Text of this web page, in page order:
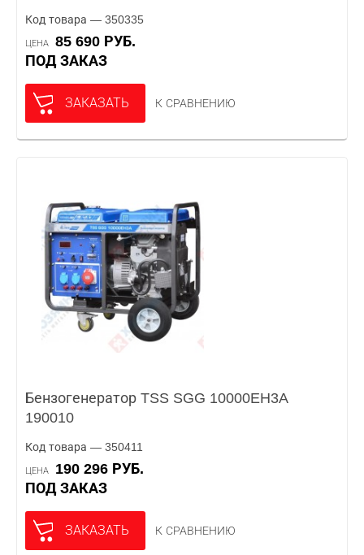
Код товара — 350335
ЦЕНА
85 690 РУБ.
ПОД ЗАКАЗ
ЗАКАЗАТЬ К СРАВНЕНИЮ
Бензогенератор TSS SGG 10000EH3A
190010
Код товара — 350411
ЦЕНА
190 296 РУБ.
ПОД ЗАКАЗ
ЗАКАЗАТЬ К СРАВНЕНИЮ